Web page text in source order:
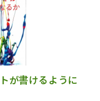
が書けるように